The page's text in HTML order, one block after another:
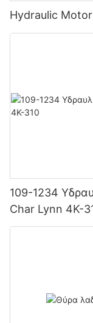
Hydraulic
109-1234
Char Lynn 4K-